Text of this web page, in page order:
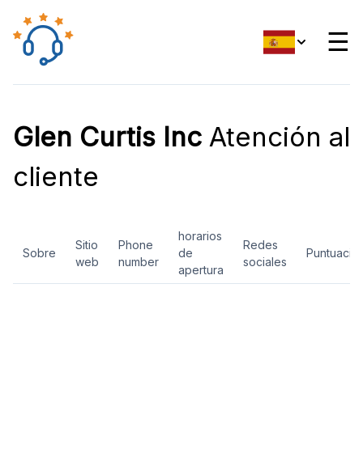
☰
Glen Curtis Inc Atención al
cliente
Sobre
Sitio
web
Phone
number
horarios
de
apertura
Redes
sociales